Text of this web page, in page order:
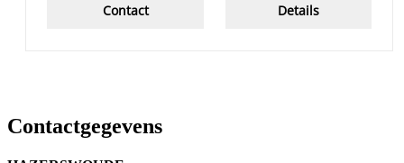
Details
Contact
Contactgegevens